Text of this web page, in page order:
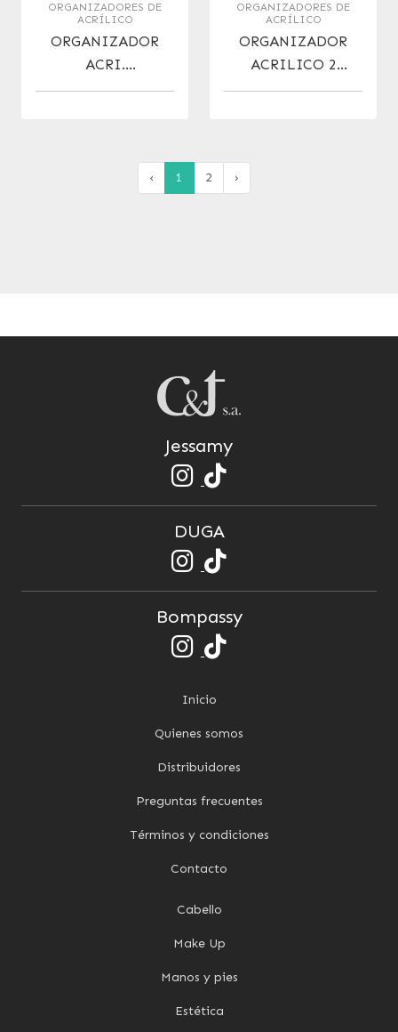
ORGANIZADORES DE
ACRÍLICO
ORGANIZADOR
ACRI.
P/ESMALTES/LABIA
ORGANIZADORES DE
ACRÍLICO
ORGANIZADOR
ACRILICO 2
CAJONES GDES.
‹ 1 2 ›
Jessamy
DUGA
Bompassy
Inicio
Quienes somos
Distribuidores
Preguntas frecuentes
Términos y condiciones
Contacto
Cabello
Make Up
Manos y pies
Estética